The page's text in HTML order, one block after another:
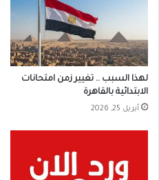
لهذا السبب .. تغيير زمن امتحانات
الابتدائية بالقاهرة
أبريل 25, 2026